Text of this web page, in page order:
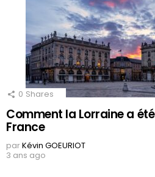
0 Shares
Comment la Lorraine a
France
parKévin GOEURIOT
3 ans ago